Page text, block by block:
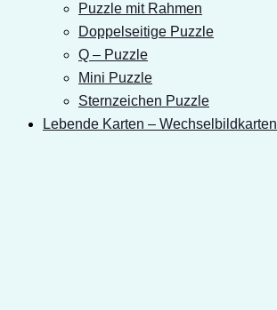
Puzzle mit Rahmen
Doppelseitige Puzzle
Q – Puzzle
Mini Puzzle
Sternzeichen Puzzle
Lebende Karten – Wechselbildkarten